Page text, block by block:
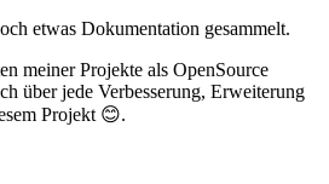
etwas Dokumentation gesammelt.
meiner Projekte als OpenSource
über jede Verbesserung, Erweiterung
Projekt 😊.